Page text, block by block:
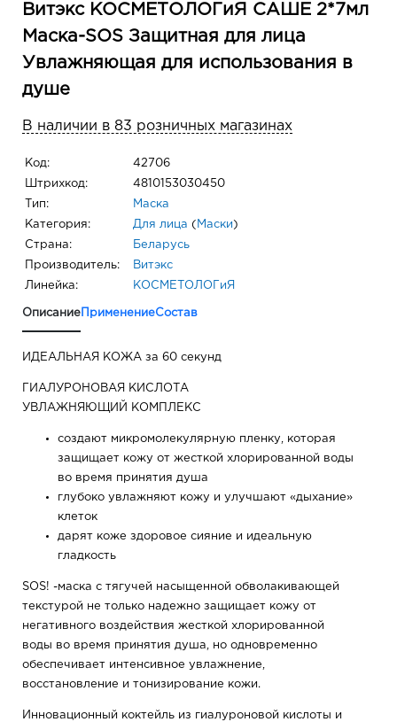
Витэкс КОСМЕТОЛОГиЯ САШЕ 2*7мл
Маска-SOS Защитная для лица
Увлажняющая для использования в
душе
В наличии в 83 розничных магазинах
Код: 42706
Штрихкод: 4810153030450
Тип: Маска
Категория: Для лица ( Маски )
Страна: Беларусь
Производитель: Витэкс
Линейка: КОСМЕТОЛОГиЯ
Описание ПрименениеСостав
ИДЕАЛЬНАЯ КОЖА за 60 секунд
ГИАЛУРОНОВАЯ КИСЛОТА
УВЛАЖНЯЮЩИЙ КОМПЛЕКС
создают микромолекулярную пленку, которая
защищает кожу от жесткой хлорированной воды
во время принятия душа
глубоко увлажняют кожу и улучшают «дыхание»
клеток
дарят коже здоровое сияние и идеальную
гладкость
SOS! -маска с тягучей насыщенной обволакивающей
текстурой не только надежно защищает кожу от
негативного воздействия жесткой хлорированной
воды во время принятия душа, но одновременно
обеспечивает интенсивное увлажнение,
восстановление и тонизирование кожи.
Инновационный коктейль из гиалуроновой кислоты и